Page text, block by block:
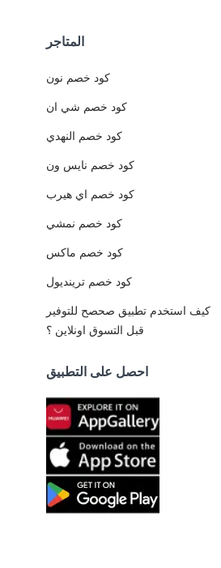
المتاجر
كود خصم نون
كود خصم شي ان
كود خصم النهدي
كود خصم نايس ون
كود خصم اي هيرب
كود خصم نمشي
كود خصم ماكس
كود خصم ترينديول
كيف استخدم تطبيق صحصح للتوفير
قبل التسوق اونلاين ؟
احصل على التطبيق